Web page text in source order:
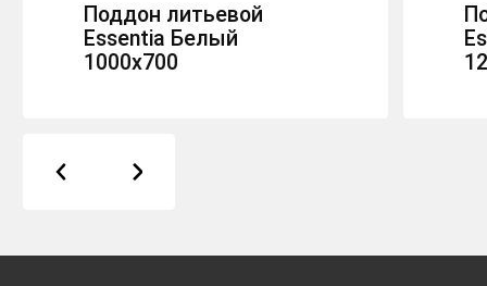
Поддон литьевой
Essentia Белый
1000х700